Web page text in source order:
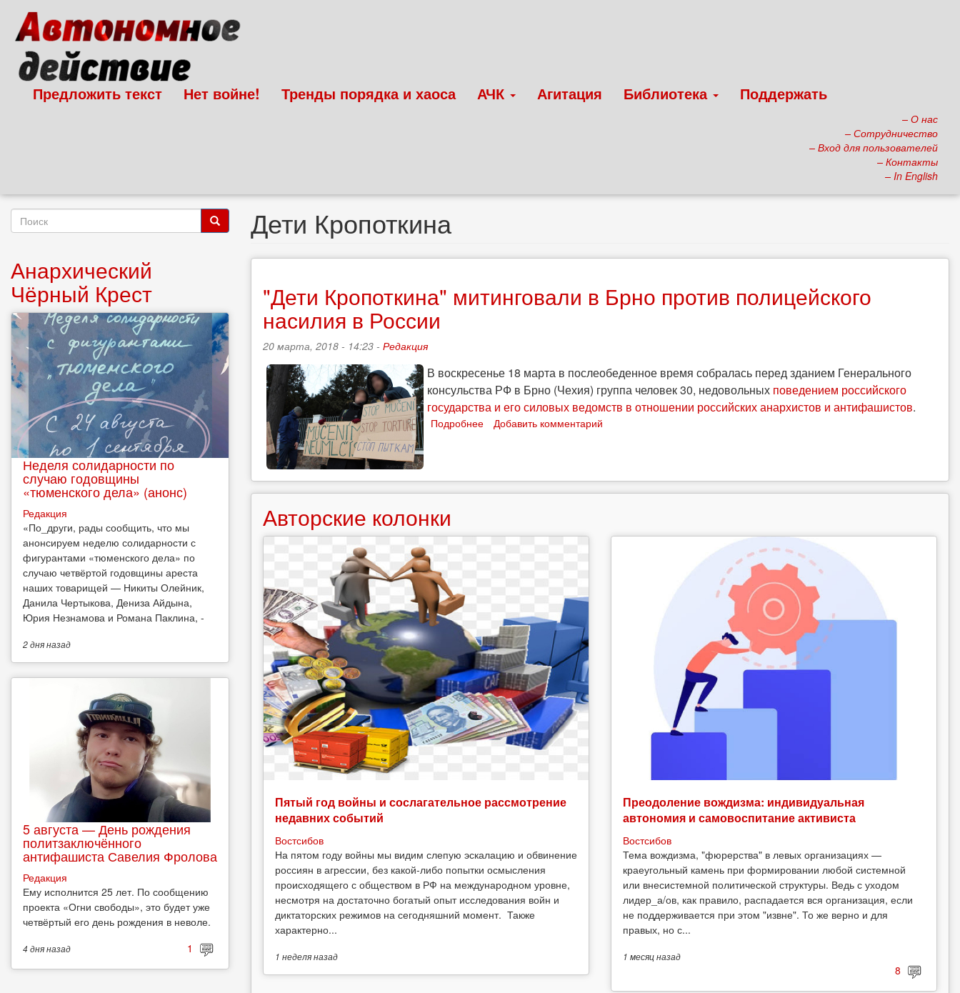
основному
содержанию
Предложить текст Нет войне! Тренды порядка и хаоса АЧК Агитация Библиотека Поддержать
– О нас
– Сотрудничество
– Вход для пользователей
– Контакты
– In English
Дети Кропоткина
"Дети Кропоткина" митинговали в Брно против полицейского
насилия в России
20 марта, 2018 - 14:23 - Редакция
В воскресенье 18 марта в послеобеденное время собралась перед зданием Генерального
консульства РФ в Брно (Чехия) группа человек 30, недовольных поведением российского
государства и его силовых ведомств в отношении российских анархистов и антифашистов.
Подробнее
в
Брно
насилия
Добавить комментарий
Авторские колонки
Пятый год войны и сослагательное рассмотрение
недавних событий
Востсибов
На пятом году войны мы видим слепую эскалацию и обвинение
россиян в агрессии, без какой-либо попытки осмысления
происходящего с обществом в РФ на международном уровне,
несмотря на достаточно богатый опыт исследования войн и
диктаторских режимов на сегодняшний момент. Также
характерно...
1 неделяназад
Преодоление вождизма: индивидуальная
автономия и самовоспитание активиста
Востсибов
Тема вождизма, "фюрерства" в левых организациях —
краеугольный камень при формировании любой системной
или внесистемной политической структуры. Ведь с уходом
лидер_а/ов, как правило, распадается вся организация, если
не поддерживается при этом "извне". То же верно и для
правых, но с...
1 месяцназад
8
Форма
Анархический
Чёрный Крест
Неделя солидарности по
случаю годовщины
«тюменского дела» (анонс)
Редакция
​«По_други, рады сообщить, что мы
анонсируем неделю солидарности с
фигурантами «тюменского дела» по
случаю четвёртой годовщины ареста
наших товарищей — Никиты Олейник,
Данила Чертыкова, Дениза Айдына,
Юрия Незнамова и Романа Паклина, -
2 дняназад
5 августа — День рождения
политзаключённого
антифашиста Савелия Фролова
Редакция
Ему исполнится 25 лет. По сообщению
проекта «Огни свободы», это будет уже
четвёртый его день рождения в неволе.
4 дняназад 1